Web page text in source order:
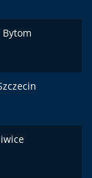
Bytom